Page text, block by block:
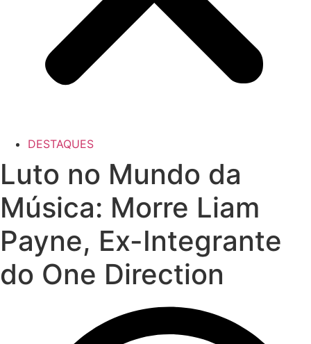
DESTAQUES
Luto no Mundo da
Música: Morre Liam
Payne, Ex-Integrante
do One Direction